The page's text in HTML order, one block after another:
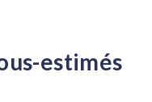
estimés